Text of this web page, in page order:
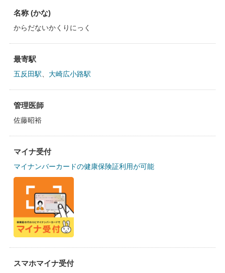
名称 (かな)
からだないかくりにっく
最寄駅
五反田駅 大崎広小路駅
管理医師
佐藤昭裕
マイナ受付
マイナンバーカードの健康保険証利用が可能
スマホマイナ受付